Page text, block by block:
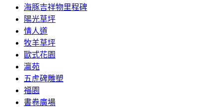
海豚吉祥物里程碑
陽光草坪
情人道
牧羊草坪
歐式花園
瀛苑
五虎碑雕塑
福園
書卷廣場